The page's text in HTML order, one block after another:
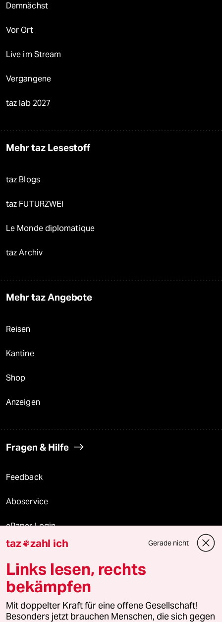
Demnächst
Vor Ort
Live im Stream
Vergangene
taz lab 2027
Mehr taz Lesestoff
taz Blogs
taz FUTURZWEI
Le Monde diplomatique
taz Archiv
Mehr taz Angebote
Reisen
Kantine
Shop
Anzeigen
Fragen & Hilfe
Feedback
Aboservice
ePaper Login
Downloads für Abonnierende
© 2026 taz Verlags und Vertriebs GmbH
Alle Rechte vorbehalten. Bei rechtlichen Fragen oder für Genehmigungen
wenden Sie sich bitte an
lizenzen@taz.de
taz zahl ich Gerade nicht
Links lesen, rechts
bekämpfen
Mit doppelter Kraft für eine offene Gesellschaft!
Besonders jetzt brauchen Menschen, die sich gegen